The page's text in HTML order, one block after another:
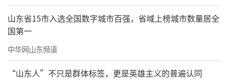
山东省15市入选全国数字城市百强，省域上榜城市数量居全
国第一
中华网山东频道
“山东人”不只是群体标签，更是英雄主义的普遍认同